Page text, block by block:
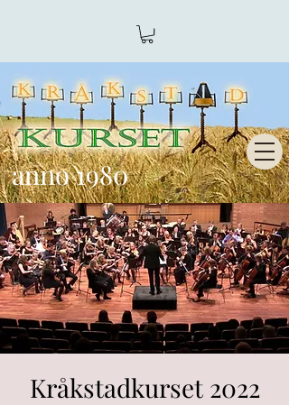
anno 1980
Kråkstadkurset 2022